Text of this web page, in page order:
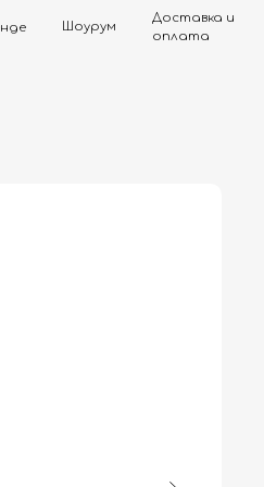
Доставка и
оплата
Шоурум